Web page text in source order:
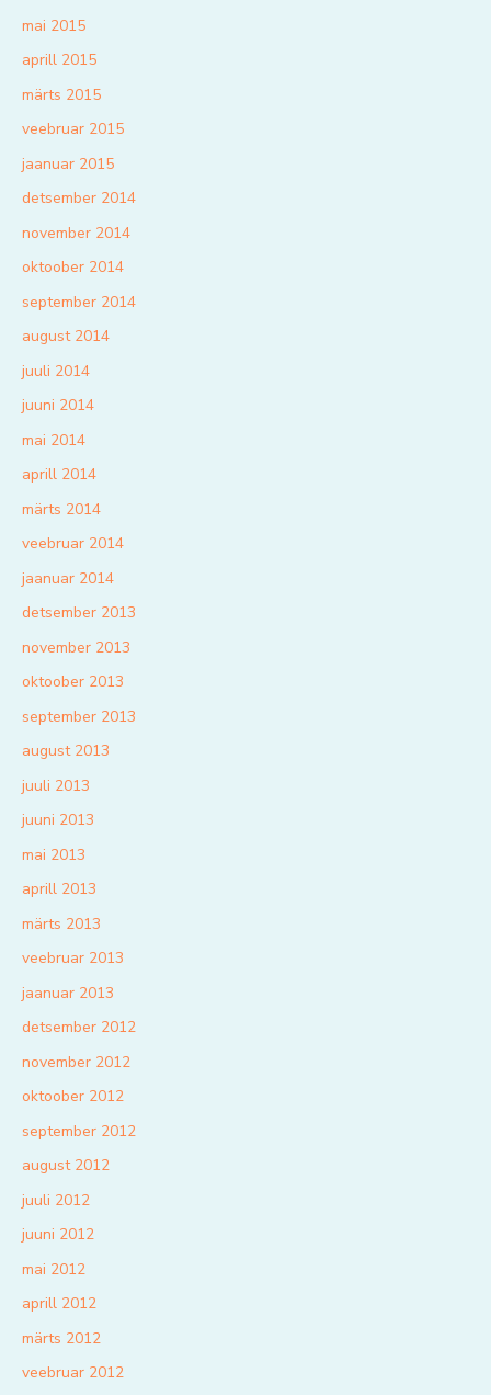
mai 2015
aprill 2015
märts 2015
veebruar 2015
jaanuar 2015
detsember 2014
november 2014
oktoober 2014
september 2014
august 2014
juuli 2014
juuni 2014
mai 2014
aprill 2014
märts 2014
veebruar 2014
jaanuar 2014
detsember 2013
november 2013
oktoober 2013
september 2013
august 2013
juuli 2013
juuni 2013
mai 2013
aprill 2013
märts 2013
veebruar 2013
jaanuar 2013
detsember 2012
november 2012
oktoober 2012
september 2012
august 2012
juuli 2012
juuni 2012
mai 2012
aprill 2012
märts 2012
veebruar 2012